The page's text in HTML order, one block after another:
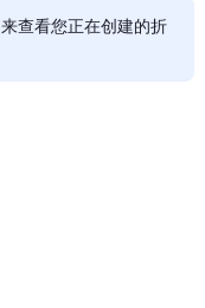
来查看您正在创建的折